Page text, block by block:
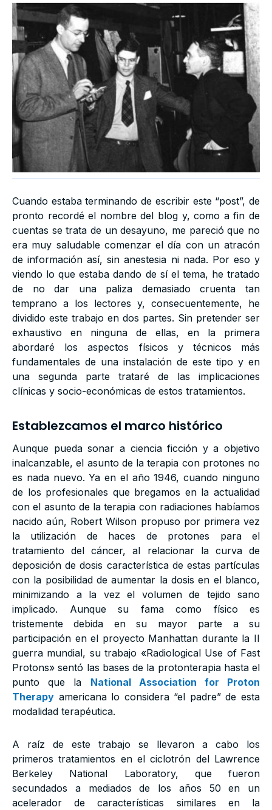
Cuando estaba terminando de escribir este “post”, de
pronto recordé el nombre del blog y, como a fin de
cuentas se trata de un desayuno, me pareció que no
era muy saludable comenzar el día con un atracón
de información así, sin anestesia ni nada. Por eso y
viendo lo que estaba dando de sí el tema, he tratado
de no dar una paliza demasiado cruenta tan
temprano a los lectores y, consecuentemente, he
dividido este trabajo en dos partes. Sin pretender ser
exhaustivo en ninguna de ellas, en la primera
abordaré los aspectos físicos y técnicos más
fundamentales de una instalación de este tipo y en
una segunda parte trataré de las implicaciones
clínicas y socio-económicas de estos tratamientos.
Establezcamos el marco histórico
Aunque pueda sonar a ciencia ficción y a objetivo
inalcanzable, el asunto de la terapia con protones no
es nada nuevo. Ya en el año 1946, cuando ninguno
de los profesionales que bregamos en la actualidad
con el asunto de la terapia con radiaciones habíamos
nacido aún, Robert Wilson propuso por primera vez
la utilización de haces de protones para el
tratamiento del cáncer, al relacionar la curva de
deposición de dosis característica de estas partículas
con la posibilidad de aumentar la dosis en el blanco,
minimizando a la vez el volumen de tejido sano
implicado. Aunque su fama como físico es
tristemente debida en su mayor parte a su
participación en el proyecto Manhattan durante la II
guerra mundial, su trabajo «Radiological Use of Fast
Protons» sentó las bases de la protonterapia hasta el
punto que la National Association for Proton
Therapy americana lo considera “el padre” de esta
modalidad terapéutica.
A raíz de este trabajo se llevaron a cabo los
primeros tratamientos en el ciclotrón del Lawrence
Berkeley National Laboratory, que fueron
secundados a mediados de los años 50 en un
acelerador de características similares en la